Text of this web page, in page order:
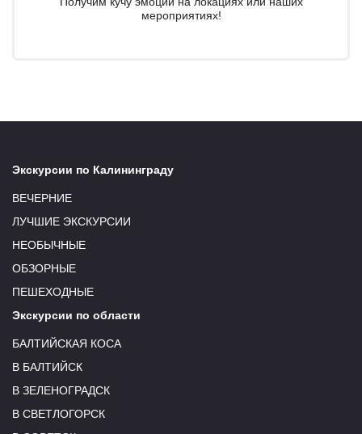
мероприятиях!
Экскурсии по Калининграду
ВЕЧЕРНИЕ
ЛУЧШИЕ ЭКСКУРСИИ
НЕОБЫЧНЫЕ
ОБЗОРНЫЕ
ПЕШЕХОДНЫЕ
Экскурсии по области
БАЛТИЙСКАЯ КОСА
В БАЛТИЙСК
В ЗЕЛЕНОГРАДСК
В СВЕТЛОГОРСК